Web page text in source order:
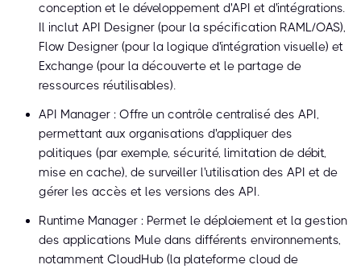
conception et le développement d'API et d'intégrations.
Il inclut API Designer (pour la spécification RAML/OAS),
Flow Designer (pour la logique d'intégration visuelle) et
Exchange (pour la découverte et le partage de
ressources réutilisables).
API Manager : Offre un contrôle centralisé des API,
permettant aux organisations d'appliquer des
politiques (par exemple, sécurité, limitation de débit,
mise en cache), de surveiller l'utilisation des API et de
gérer les accès et les versions des API.
Runtime Manager : Permet le déploiement et la gestion
des applications Mule dans différents environnements,
notamment CloudHub (la plateforme cloud de